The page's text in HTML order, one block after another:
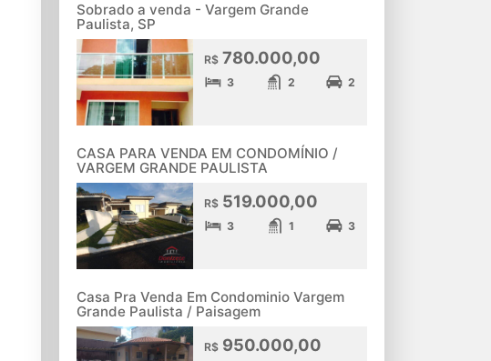
Sobrado a venda - Vargem Grande
Paulista, SP
R$780.000,00
3 2 2
CASA PARA VENDA EM CONDOMÍNIO /
VARGEM GRANDE PAULISTA
R$519.000,00
3 1 3
Casa Pra Venda Em Condominio Vargem
Grande Paulista / Paisagem
R$950.000,00